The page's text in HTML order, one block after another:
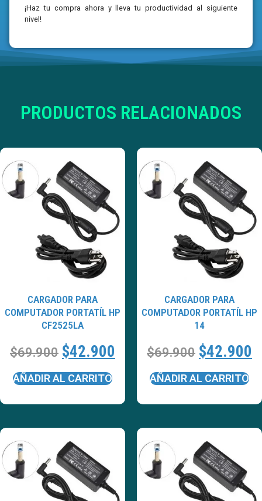
¡Haz tu compra ahora y lleva tu productividad al siguiente
nivel!
PRODUCTOS RELACIONADOS
CARGADOR PARA
COMPUTADOR PORTATÍL HP
CF2525LA
$69.900 $42.900
AÑADIR AL CARRITO
CARGADOR PARA
COMPUTADOR PORTATÍL HP
14
$69.900 $42.900
AÑADIR AL CARRITO